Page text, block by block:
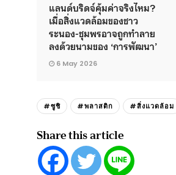
แลนด์บริดจ์คุ้มค่าจริงไหม?
เมื่อสิ่งแวดล้อมของชาว
ระนอง-ชุมพรอาจถูกทำลาย
ลงด้วยนามของ ‘การพัฒนา’
6 May 2026
#ซูชิ #พลาสติก #สิ่งแวดล้อม
Share this article